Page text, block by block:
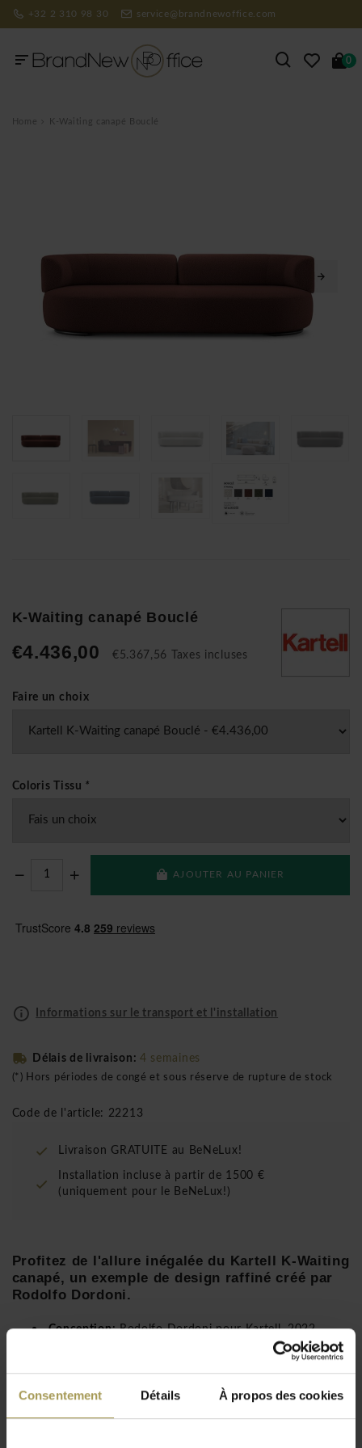
Consentement Détails À propos des cookies
+32 2 310 98 30 service@brandnewoffice.com
0
Home K-Waiting canapé Bouclé
K-Waiting canapé Bouclé
€4.436,00 €5.367,56 Taxes incluses
Faire un choix
Coloris Tissu *
AJOUTER AU PANIER
Informations sur le transport et l'installation
Délais de livraison: 4 semaines
(*) Hors périodes de congé et sous réserve de rupture de stock
Code de l'article: 22213
Livraison GRATUITE au BeNeLux!
Installation incluse à partir de 1500 €
(uniquement pour le BeNeLux!)
Profitez de l'allure inégalée du Kartell K-Waiting
canapé, un exemple de design raffiné créé par
Rodolfo Dordoni.
Conception:Rodolfo Dordoni pour Kartell, 2022
Matériau: polyuréthane recouvert de tissu bouclé
Lire plus